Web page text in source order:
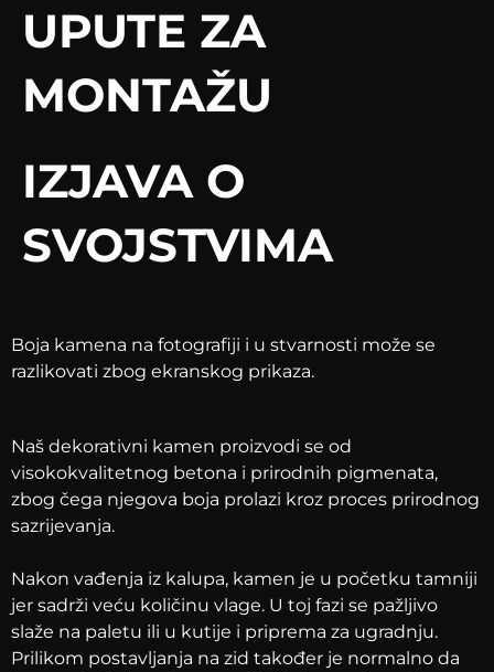
UPUTE ZA
MONTAŽU
IZJAVA O
SVOJSTVIMA
Boja kamena na fotografiji i u stvarnosti može se
razlikovati zbog ekranskog prikaza.
Naš dekorativni kamen proizvodi se od
visokokvalitetnog betona i prirodnih pigmenata,
zbog čega njegova boja prolazi kroz proces prirodnog
sazrijevanja.
Nakon vađenja iz kalupa, kamen je u početku tamniji
jer sadrži veću količinu vlage. U toj fazi se pažljivo
slaže na paletu ili u kutije i priprema za ugradnju.
Prilikom postavljanja na zid također je normalno da